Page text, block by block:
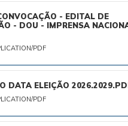
- EDITAL DE
- DOU - IMPRENSA
PDF
DATA ELEIÇÃO
PDF